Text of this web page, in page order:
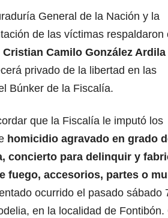
General de la Nación y la
de las víctimas respaldaron
Cristian Camilo González Ardila
privado de la libertad en las
Búnker de la Fiscalía.
que la Fiscalía le imputó los
homicidio agravado en grado
concierto para delinquir y
fuego, accesorios, partes o
ocurrido el pasado sábado
en la localidad de